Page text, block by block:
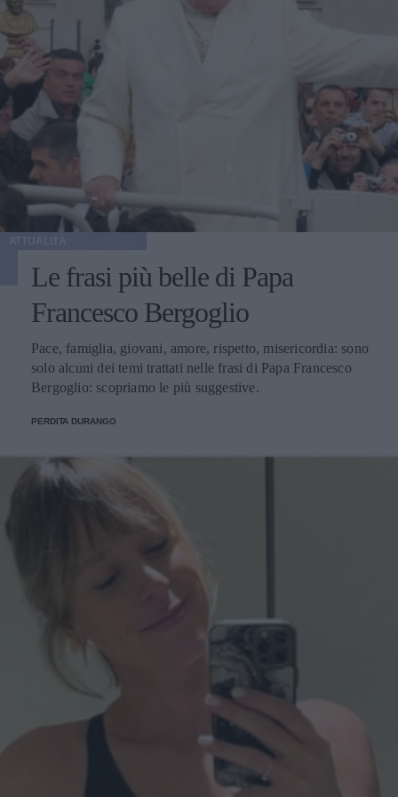
Le frasi più belle di Papa
Francesco Bergoglio
Pace, famiglia, giovani, amore, rispetto, misericordia: sono
solo alcuni dei temi trattati nelle frasi di Papa Francesco
Bergoglio: scopriamo le più suggestive.
PERDITA DURANGO